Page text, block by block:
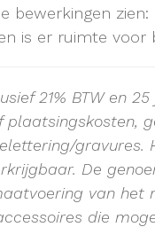
bewerkingen zien:
is er ruimte voor
21% BTW en
plaatsingskosten,
gravures.
De
van het
die